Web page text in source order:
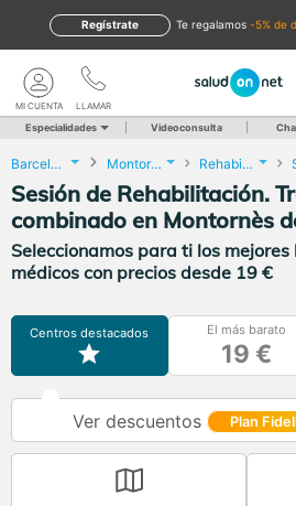
te regalamos -5% de
Regístrate
LLAMAR
MI CUENTA
Especialidades Videoconsulta
Barcelona Montornès del Vallès Rehabilitación
Sesión de Rehabilitación.
combinado en Montornès
Seleccionamos para ti los
médicos con precios desde 19 €
Centros destacados El más barato
19 €
Ver descuentos Plan